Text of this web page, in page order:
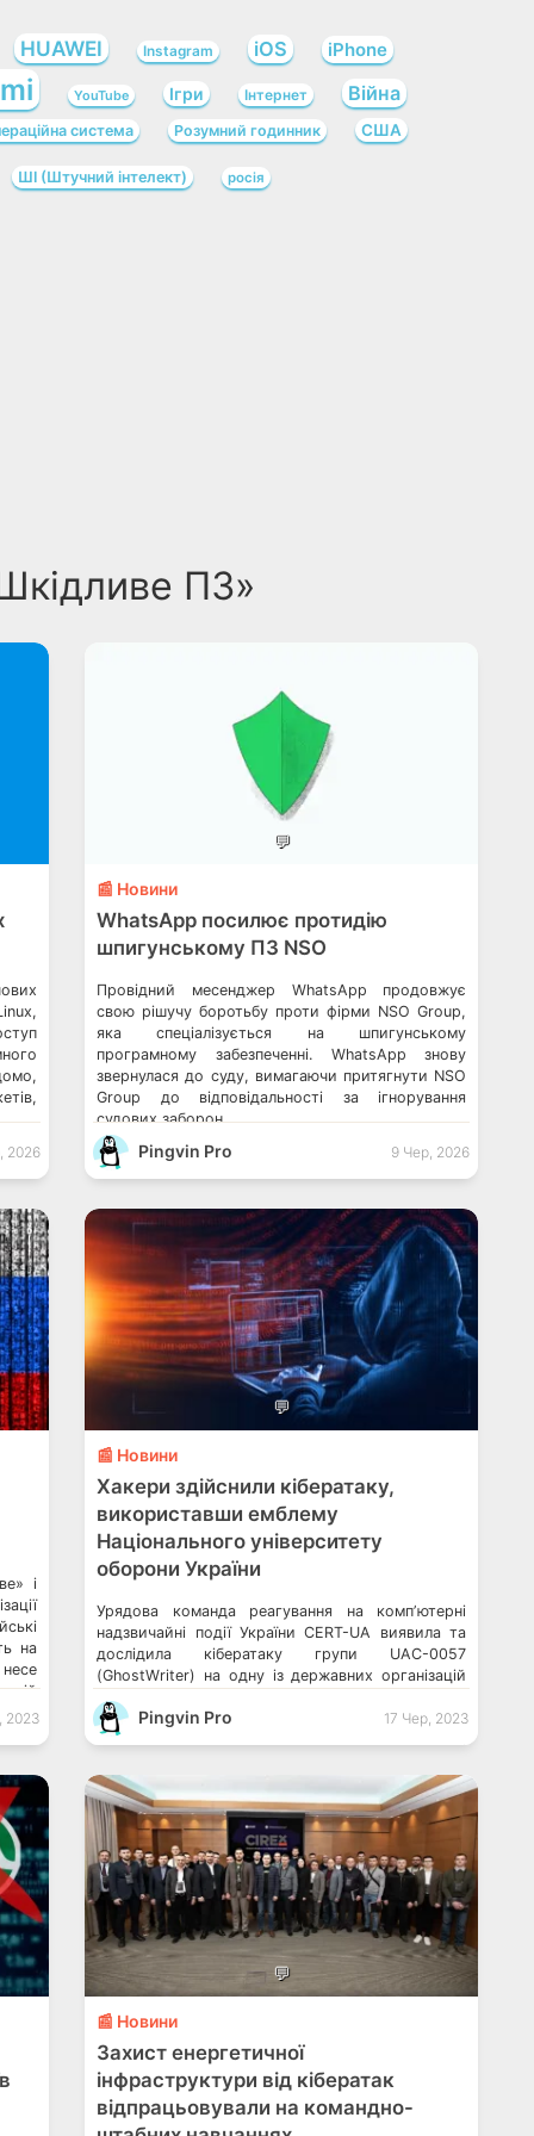
HUAWEI Instagram iOS iPhone
YouTube Ігри Інтернет Війна
система Розумний годинник США
ШІ (Штучний інтелект) росія
ПЗ»
2026
💬
📰 Новини
WhatsApp посилює протидію
шпигунському ПЗ NSO
Провідний месенджер WhatsApp продовжує
свою рішучу боротьбу проти фірми NSO Group,
яка спеціалізується на шпигунському
програмному забезпеченні. WhatsApp знову
звернулася до суду, вимагаючи притягнути NSO
Group до відповідальності за ігнорування
судових заборон.
Pingvin Pro 9 Чер, 2026
і
на
[…]
2023
💬
📰 Новини
Хакери здійснили кібератаку,
використавши емблему
Національного університету
оборони України
Урядова команда реагування на компʼютерні
надзвичайні події України CERT-UA виявила та
дослідила кібератаку групи UAC-0057
(GhostWriter) на одну із державних організацій
кібершпигунство щодо державних організацій
та редакторів українських медіа Піратські
пристроїв українців Хакери намагаються
атакувати українців фейковими оновленнями
операційної системи Дослідивши цю кібератаку,
фахівці CERT-UA […]
Pingvin Pro 17 Чер, 2023
💬
📰 Новини
Захист енергетичної
інфраструктури від кібератак
відпрацьовували на командно-